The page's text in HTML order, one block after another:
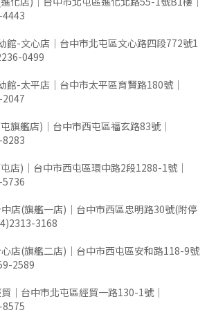
館-文心店｜台中市北屯區文心路四段772號1
0499
館-太平店｜台中市太平區育賢路180號｜
旗艦店)｜台中市西屯區福玄路83號｜
店)｜台中市西屯區環中路2段1288-1號｜
店(旗艦一店)｜台中市西區忠明路30號(附停
3168
店(旗艦二店)｜台中市西屯區安和路118-9號
2589
｜台中市北屯區經貿一路130-1號｜